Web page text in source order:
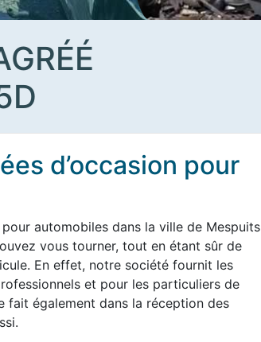
d’occasion pour
automobiles dans la ville de Mespuits
vous tourner, tout en étant sûr de
En effet, notre société fournit les
et pour les particuliers de
fait également dans la réception des